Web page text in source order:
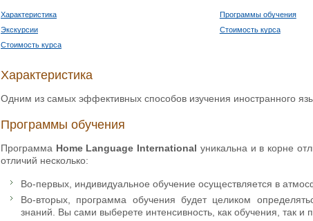
Характеристика Программы обучения
Экскурсии
Стоимость курса
Стоимость курса
Характеристика
Одним из самых эффективных способов изучения иностранного
Программы обучения
Программа Home Language International уникальна и в корне
отличий несколько:
Во-первых, индивидуальное обучение осуществляется в
Во-вторых, программа обучения будет целиком
знаний. Вы сами выберете интенсивность, как обучения, так и